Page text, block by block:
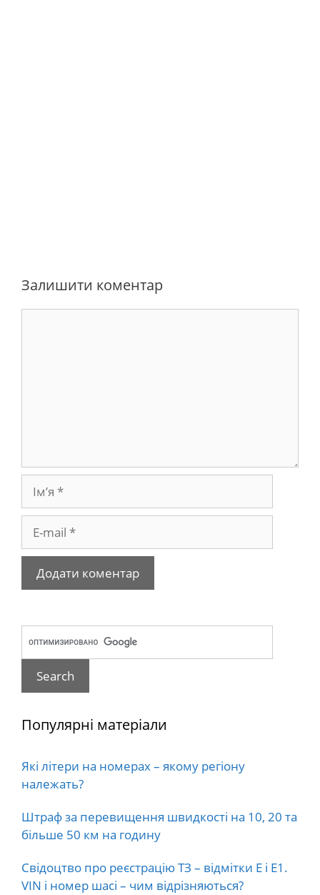
Залишити коментар
mail
Популярні матеріали
Які літери на номерах – якому регіону
належать?
Штраф за перевищення швидкості на 10, 20 та
більше 50 км на годину
Свідоцтво про реєстрацію ТЗ – відмітки E і E1.
VIN і номер шасі – чим відрізняються?